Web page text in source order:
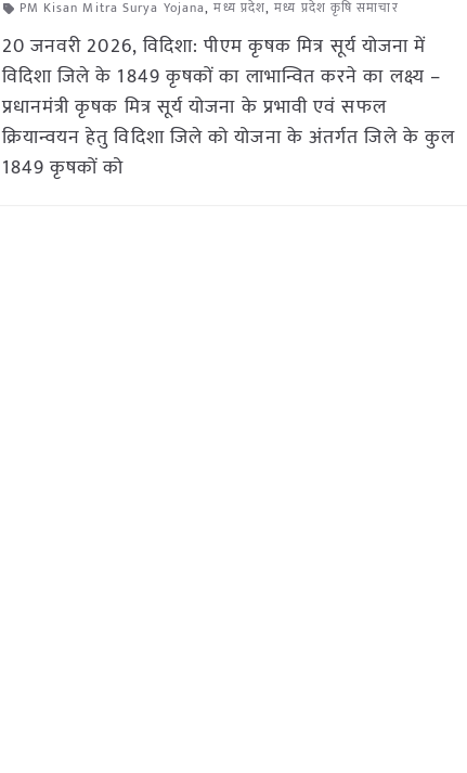
PM Kisan Mitra Surya Yojana,मध्य प्रदेश,मध्य प्रदेश कृषि समाचार
20 जनवरी 2026, विदिशा: पीएम कृषक मित्र सूर्य योजना में
विदिशा जिले के 1849 कृषकों का लाभान्वित करने का लक्ष्य –
प्रधानमंत्री कृषक मित्र सूर्य योजना के प्रभावी एवं सफल
क्रियान्वयन हेतु विदिशा जिले को योजना के अंतर्गत जिले के कुल
1849 कृषकों को